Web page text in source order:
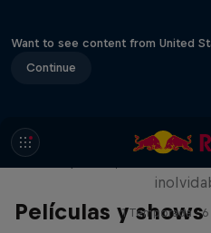
Want to see content from United
Continue
Películas y shows
Rob
1 Temporada ·